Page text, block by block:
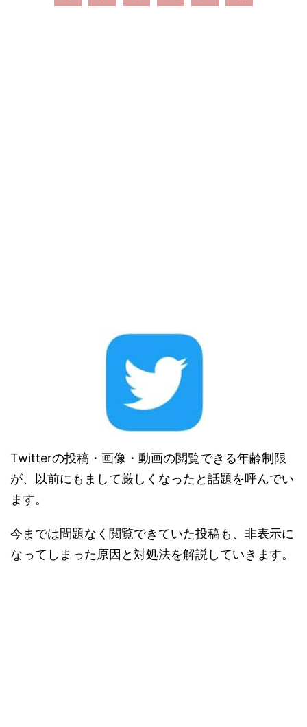
Twitterの投稿・画像・動画の閲覧できる年齢制限
が、以前にもまして厳しくなったと話題を呼んでい
ます。
今までは問題なく閲覧できていた投稿も、非表示に
なってしまった原因と対処法を解説していきます。